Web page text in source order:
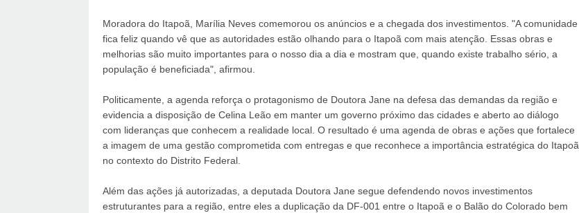
Moradora do Itapoã, Marília Neves comemorou os anúncios e a chegada dos investimentos. "A comunidade
fica feliz quando vê que as autoridades estão olhando para o Itapoã com mais atenção. Essas obras e
melhorias são muito importantes para o nosso dia a dia e mostram que, quando existe trabalho sério, a
população é beneficiada", afirmou.
Politicamente, a agenda reforça o protagonismo de Doutora Jane na defesa das demandas da região e
evidencia a disposição de Celina Leão em manter um governo próximo das cidades e aberto ao diálogo
com lideranças que conhecem a realidade local. O resultado é uma agenda de obras e ações que fortalece
a imagem de uma gestão comprometida com entregas e que reconhece a importância estratégica do Itapoã
no contexto do Distrito Federal.
Além das ações já autorizadas, a deputada Doutora Jane segue defendendo novos investimentos
estruturantes para a região, entre eles a duplicação da DF-001 entre o Itapoã e o Balão do Colorado bem